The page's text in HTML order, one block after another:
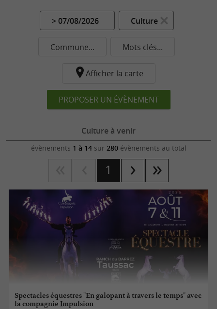
> 07/08/2026 Culture
Commune... Mots clés...
Afficher la carte
PROPOSER UN ÉVÈNEMENT
Culture à venir
évènements 1 à 14sur 280évènements au total
1
Spectacles équestres "En galopant à travers le temps" avec
la compagnie Impulsion